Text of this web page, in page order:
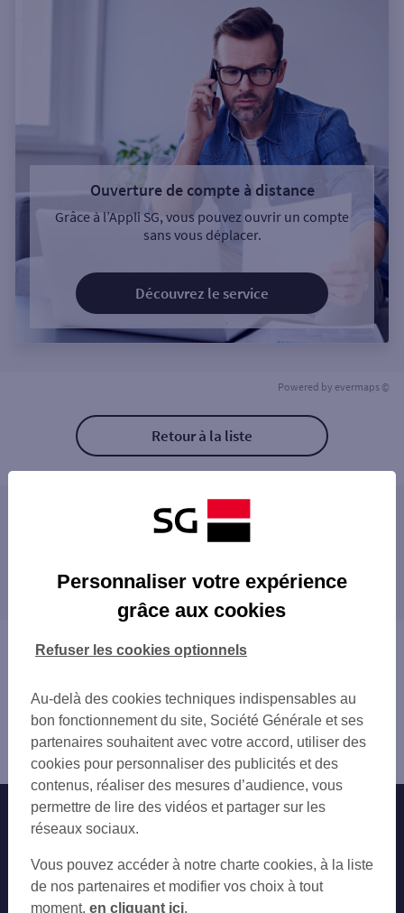
Ouverture de compte à distance
Grâce à l’Appli SG, vous pouvez ouvrir un compte
sans vous déplacer.
Découvrez le service
Powered by evermaps ©
Retour à la liste
Les agences SG PRO à proximité
PARIS MOTTE PICQUET
PARIS FONTENOY
PARIS GRENELLE
PARIS LECOURBE DAUDIN
PARIS DUROC
PARIS CLEMENT MAROT
PARIS ST THOMAS AQUIN
PARIS PASTEUR
PARIS ETIENNE PERNET
PARIS ENTREPRENEURS
PARIS RUE DE RENNES
PARIS NICOLO
proximité
NEUILLY-SUR-SEINE
ISSY-LES-MOULINEAUX
LEVALLOIS-PERRET
MALAKOFF
BOULOGNE-BILLANCOURT
CLICHY
GENTILLY
ARCUEIL
PUTEAUX
SAINT-OUEN
Vous êtes ici : Accueil
Paris 7ème
Agence PARIS ECOLE MILITAIRE
Nos engagements Nous contacter
Autres sites SG
Professionnels
Personnaliser votre expérience
grâce aux cookies
Au-delà des cookies techniques indispensables au
bon fonctionnement du site, Société Générale et ses
partenaires souhaitent avec votre accord, utiliser des
cookies pour personnaliser des publicités et des
contenus, réaliser des mesures d’audience, vous
permettre de lire des vidéos et partager sur les
réseaux sociaux.
Vous pouvez accéder à notre charte cookies, à la liste
de nos partenaires et modifier vos choix à tout
moment, en cliquant ici.
Refuser les cookies optionnels